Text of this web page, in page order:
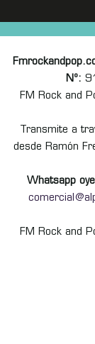
Nº:
FM Rock and
Transmite a
desde Ramón
Whatsapp
FM Rock and